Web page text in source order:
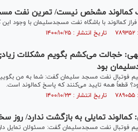
کمالوند مشخص نیست/ تمرین نفت
کمالوند با باشگاه نفت مسجدسلیمان با وجود
خجالت می‌کشم بگویم مشکلات
بود
فوتبال نفت مسجد سلیمان گفت: شما به من
قطعاً همه تایید می‌کنند که پاسخ کمالوند است.
تمایلی به بازگشت ندارد/ روز
فوتبال نفت مسجدسلیمان گفت: مسئولان تمایل